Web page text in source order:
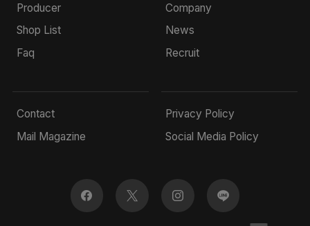
Producer
Shop List
Faq
Company
News
Recruit
Contact
Mail Magazine
Privacy Policy
Social Media Policy